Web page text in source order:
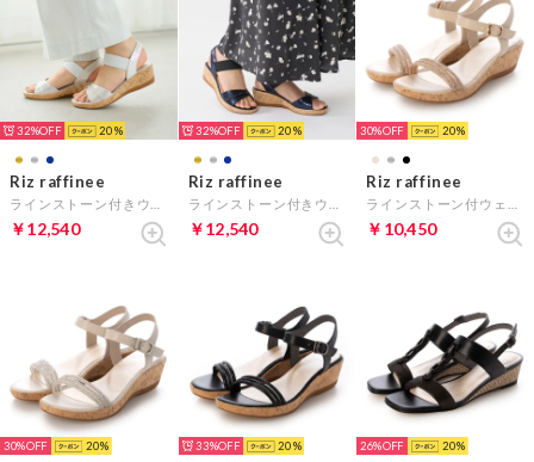
32% 20
Riz raffinee
￥12,540
32% 20
Riz raffinee
￥12,540
30% 20
Riz raffinee
￥10,450
30% 20 33% 20 26% 20